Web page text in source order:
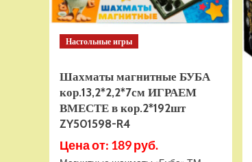
Настольные игры
Шахматы магнитные БУБА
кор.13,2*2,2*7см ИГРАЕМ
ВМЕСТЕ в кор.2*192шт
ZY501598-R4
Цена от: 189 руб.